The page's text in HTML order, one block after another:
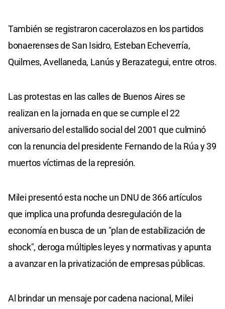
También se registraron cacerolazos en los partidos
bonaerenses de San Isidro, Esteban Echeverría,
Quilmes, Avellaneda, Lanús y Berazategui, entre otros.
Las protestas en las calles de Buenos Aires se
realizan en la jornada en que se cumple el 22
aniversario del estallido social del 2001 que culminó
con la renuncia del presidente Fernando de la Rúa y 39
muertos víctimas de la represión.
Milei presentó esta noche un DNU de 366 artículos
que implica una profunda desregulación de la
economía en busca de un "plan de estabilización de
shock", deroga múltiples leyes y normativas y apunta
a avanzar en la privatización de empresas públicas.
Al brindar un mensaje por cadena nacional, Milei